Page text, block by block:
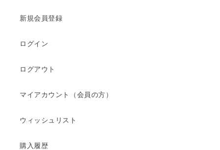
新規会員登録
ログイン
ログアウト
マイアカウント（会員の方）
ウィッシュリスト
購入履歴